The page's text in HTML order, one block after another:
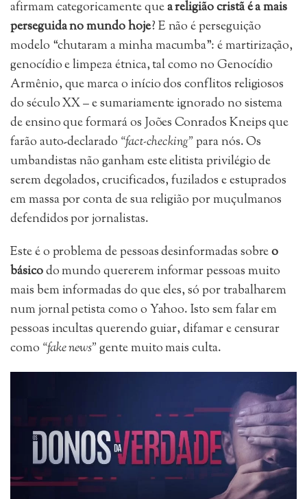
afirmam categoricamente quea religião cristã é a mais
perseguida no mundo hoje? E não é perseguição
modelo “chutaram a minha macumba”: é martirização,
genocídio e limpeza étnica, tal como no Genocídio
Armênio, que marca o início dos conflitos religiosos
do século XX – e sumariamente ignorado no sistema
de ensino que formará os Joões Conrados Kneips que
farão auto-declarado “fact-checking”para nós. Os
umbandistas não ganham este elitista privilégio de
serem degolados, crucificados, fuzilados e estuprados
em massa por conta de sua religião por muçulmanos
defendidos por jornalistas.
Este é o problema de pessoas desinformadas sobreo
básicodo mundo quererem informar pessoas muito
mais bem informadas do que eles, só por trabalharem
num jornal petista como o Yahoo. Isto sem falar em
pessoas incultas querendo guiar, difamar e censurar
como “fake news”gente muito mais culta.